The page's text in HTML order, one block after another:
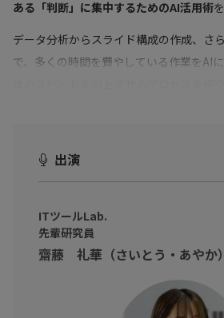
ある「判断」に集中するためのAI活用術
データ分析からスライド構成の作成、さ
で、多くの時間を費やしている作業をAI
ogle Vids」を組み合わせた最新のワーク
大なCSVデータからボトルネックを数秒
を提示します。
また、AIから精度の高い回答を引き出す
実務に役立つ具体的なポイント
留まらず、チームの意思決定を加速させ
出演
ITツールLab.
先輩研究員
齋藤 礼華（さいとう・あやか）